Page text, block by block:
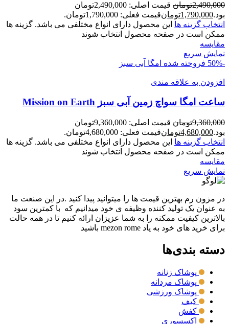
2,490,000تومان
قیمت اصلی: 2,490,000تومان
بود.1,790,000تومانقیمت فعلی: 1,790,000تومان.
انتخاب گزینه ها این محصول دارای انواع مختلفی می باشد. گزینه ها
ممکن است در صفحه محصول انتخاب شوند
مقايسه
نمایش سریع
-50%
فروخته شده امگا آبی سبز
افزودن به علاقه مندی
ساعت امگا سواچ زمین آبی سبز Mission on Earth
9,360,000تومان
قیمت اصلی: 9,360,000تومان
بود.4,680,000تومانقیمت فعلی: 4,680,000تومان.
انتخاب گزینه ها این محصول دارای انواع مختلفی می باشد. گزینه ها
ممکن است در صفحه محصول انتخاب شوند
مقايسه
نمایش سریع
در مزون رم بهترین قیمت ها را میتوانید پیدا کنید .در این صنعت ما
به عنوان یک تولید کننده وظیفه ی خود میدانیم که با کمترین سود
بالاترین کیفیت ممکنه را به شما عزیزان ارائه کنیم تا در همه حالت
برای خرید های خود به یاد mezon rome باشید
دسته بندی‌ها
پوشاک زنانه
پوشاک مردانه
پوشاک ورزشی
کیف
کفش
اکسسوری